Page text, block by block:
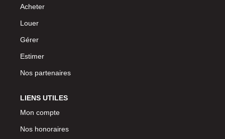
Acheter
Louer
Gérer
Estimer
Nos partenaires
LIENS UTILES
Mon compte
Nos honoraires